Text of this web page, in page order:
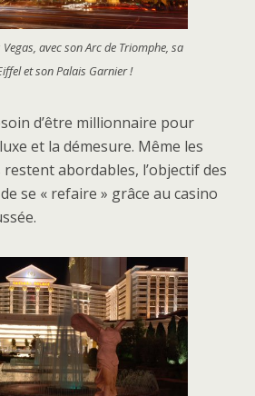
Vegas, avec son Arc de Triomphe, sa
et son Palais Garnier !
d’être millionnaire pour
et la démesure. Même les
abordables, l’objectif des
se « refaire » grâce au casino